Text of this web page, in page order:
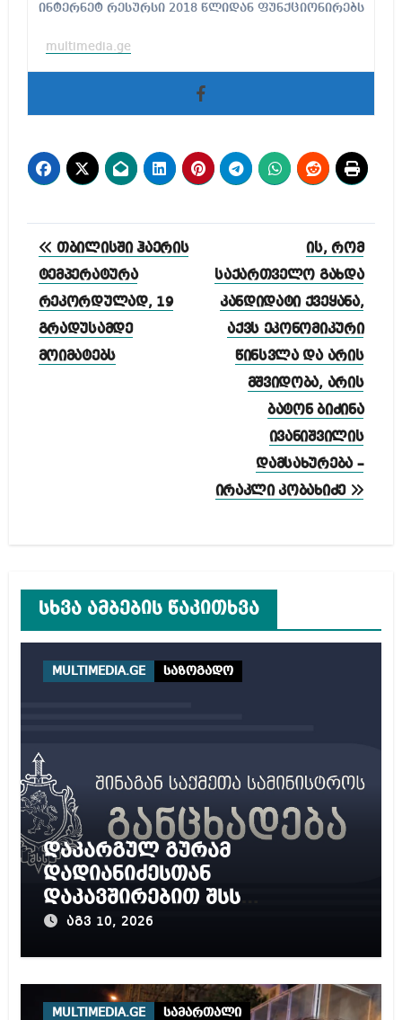
ინტერნეტ რესურსი 2018 წლიდან ფუნქციონირებს
multimedia.ge
პოსტის
ნავიგაცია
თბილისში ჰაერის
ტემპერატურა
რეკორდულად, 19
გრადუსამდე
მოიმატებს
ის, რომ
საქართველო გახდა
კანდიდატი ქვეყანა,
აქვს ეკონომიკური
წინსვლა და არის
მშვიდობა, არის
ბატონ ბიძინა
ივანიშვილის
დამსახურება –
ირაკლი კობახიძე
სხვა ამბების წაკითხვა
MULTIMEDIA.GE საზოგადო
დაკარგულ გურამ
დადიანიძესთან
დაკავშირებით შსს
განცხადებას ავრცელებს
აგვ 10, 2026
MULTIMEDIA.GE სამართალი